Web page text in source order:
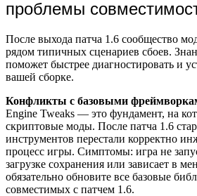
проблемы
После выхода патча 1.6 сообщество
рядом типичных сценариев сбоев.
поможет быстрее диагностировать и
вашей сборке.
Конфликты с базовыми
Engine Tweaks — это фундамент, на
скриптовые моды. После патча 1.6
инструментов перестали корректно
процесс игры. Симптомы: игра не
загрузке сохранения или зависает в
обязательно обновите все базовые
совместимых с патчем 1.6.